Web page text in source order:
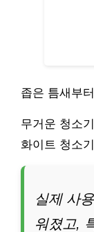
좁은 틈새부
무거운 청소
화이트 청소
실제 사
워졌고,